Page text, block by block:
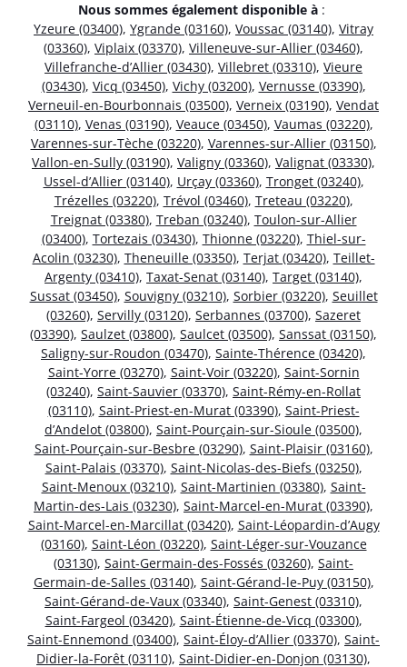
Nous sommes également disponible à :
Yzeure (03400), Ygrande (03160), Voussac (03140), Vitray
(03360), Viplaix (03370), Villeneuve-sur-Allier (03460),
Villefranche-d’Allier (03430), Villebret (03310), Vieure
(03430), Vicq (03450), Vichy (03200), Vernusse (03390),
Verneuil-en-Bourbonnais (03500), Verneix (03190), Vendat
(03110), Venas (03190), Veauce (03450), Vaumas (03220),
Varennes-sur-Tèche (03220), Varennes-sur-Allier (03150),
Vallon-en-Sully (03190), Valigny (03360), Valignat (03330),
Ussel-d’Allier (03140), Urçay (03360), Tronget (03240),
Trézelles (03220), Trévol (03460), Treteau (03220),
Treignat (03380), Treban (03240), Toulon-sur-Allier
(03400), Tortezais (03430), Thionne (03220), Thiel-sur-
Acolin (03230), Theneuille (03350), Terjat (03420), Teillet-
Argenty (03410), Taxat-Senat (03140), Target (03140),
Sussat (03450), Souvigny (03210), Sorbier (03220), Seuillet
(03260), Servilly (03120), Serbannes (03700), Sazeret
(03390), Saulzet (03800), Saulcet (03500), Sanssat (03150),
Saligny-sur-Roudon (03470), Sainte-Thérence (03420),
Saint-Yorre (03270), Saint-Voir (03220), Saint-Sornin
(03240), Saint-Sauvier (03370), Saint-Rémy-en-Rollat
(03110), Saint-Priest-en-Murat (03390), Saint-Priest-
d’Andelot (03800), Saint-Pourçain-sur-Sioule (03500),
Saint-Pourçain-sur-Besbre (03290), Saint-Plaisir (03160),
Saint-Palais (03370), Saint-Nicolas-des-Biefs (03250),
Saint-Menoux (03210), Saint-Martinien (03380), Saint-
Martin-des-Lais (03230), Saint-Marcel-en-Murat (03390),
Saint-Marcel-en-Marcillat (03420), Saint-Léopardin-d’Augy
(03160), Saint-Léon (03220), Saint-Léger-sur-Vouzance
(03130), Saint-Germain-des-Fossés (03260), Saint-
Germain-de-Salles (03140), Saint-Gérand-le-Puy (03150),
Saint-Gérand-de-Vaux (03340), Saint-Genest (03310),
Saint-Fargeol (03420), Saint-Étienne-de-Vicq (03300),
Saint-Ennemond (03400), Saint-Éloy-d’Allier (03370), Saint-
Didier-la-Forêt (03110), Saint-Didier-en-Donjon (03130),